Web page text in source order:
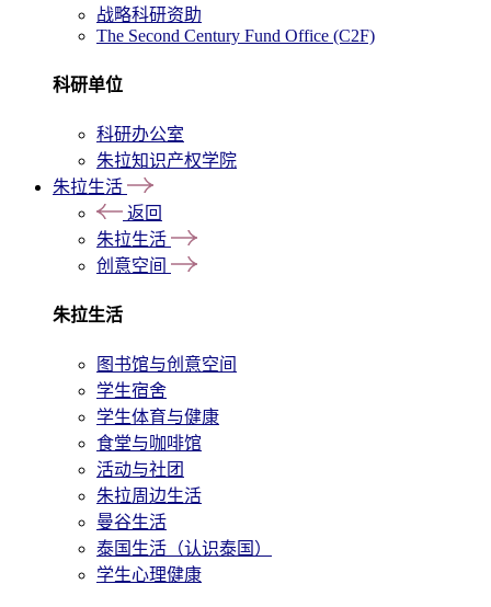
战略科研资助
The Second Century Fund Office (C2F)
科研单位
科研办公室
朱拉知识产权学院
朱拉生活
返回
朱拉生活
创意空间
朱拉生活
图书馆与创意空间
学生宿舍
学生体育与健康
食堂与咖啡馆
活动与社团
朱拉周边生活
曼谷生活
泰国生活（认识泰国）
学生心理健康